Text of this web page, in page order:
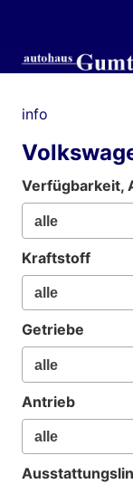
info
Verfügbarkeit,
Kraftstoff
Getriebe
Antrieb